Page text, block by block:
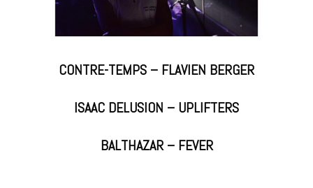
CONTRE-TEMPS – FLAVIEN BERGER
ISAAC DELUSION – UPLIFTERS
BALTHAZAR – FEVER